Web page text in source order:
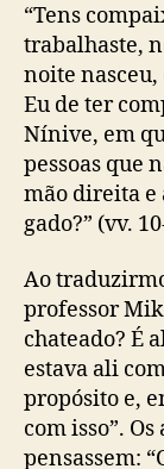
“Tens
trabalhaste,
noite
Eu de ter
Nínive, em
pessoas que
mão direita e
gado?” (vv.
Ao
professor
chateado? É
estava ali
propósito e,
com isso”.
pensassem: